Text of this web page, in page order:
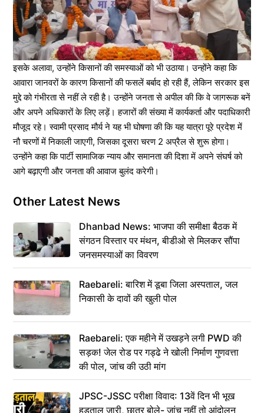
इसके अलावा, उन्होंने किसानों की समस्याओं को भी उठाया। उन्होंने कहा कि
आवारा जानवरों के कारण किसानों की फसलें बर्बाद हो रही हैं, लेकिन सरकार इस
मुद्दे को गंभीरता से नहीं ले रही है। उन्होंने जनता से अपील की कि वे जागरूक बनें
और अपने अधिकारों के लिए लड़ें। हजारों की संख्या में कार्यकर्ता और पदाधिकारी
मौजूद रहे। स्वामी प्रसाद मौर्य ने यह भी घोषणा की कि यह यात्रा पूरे प्रदेश में
नौ चरणों में निकाली जाएगी, जिसका दूसरा चरण 2 अप्रैल से शुरू होगा।
उन्होंने कहा कि पार्टी सामाजिक न्याय और समानता की दिशा में अपने संघर्ष को
आगे बढ़ाएगी और जनता की आवाज बुलंद करेगी।
Other Latest News
Dhanbad News: भाजपा की समीक्षा बैठक में
संगठन विस्तार पर मंथन, बीडीओ से मिलकर सौंपा
जनसमस्याओं का विवरण
Raebareli: बारिश में डूबा जिला अस्पताल, जल
निकासी के दावों की खुली पोल
Raebareli: एक महीने में उखड़ने लगी PWD की
सड़क! जेल रोड पर गड्ढे ने खोली निर्माण गुणवत्ता
की पोल, जांच की उठी मांग
JPSC-JSSC परीक्षा विवाद: 13वें दिन भी भूख
हड़ताल जारी, छात्र बोले- जांच नहीं तो आंदोलन